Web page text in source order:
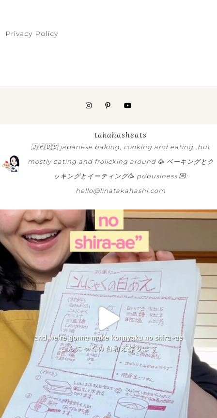
Privacy Policy
takahasheats
🇯🇵🇺🇸japanese baking, cooking and eating…but
mostly eating and frolicking around 🥳 ベーキングとク
ッキングとイーティング🥳 pr/business 💌:
hello@linatakahashi.com